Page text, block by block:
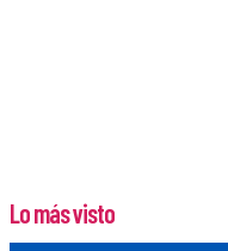
Lo más visto